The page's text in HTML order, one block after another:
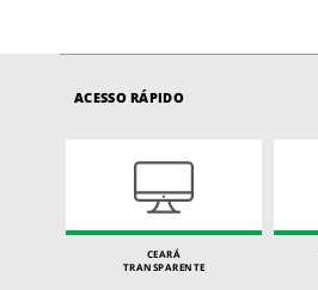
ACESSO RÁPIDO
CEARÁ
TRANSPARENTE